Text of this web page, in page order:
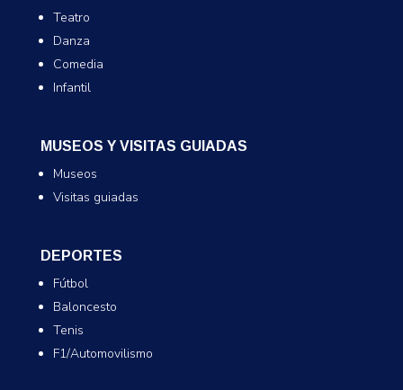
Teatro
Danza
Comedia
Infantil
MUSEOS Y VISITAS GUIADAS
Museos
Visitas guiadas
DEPORTES
Fútbol
Baloncesto
Tenis
F1/Automovilismo